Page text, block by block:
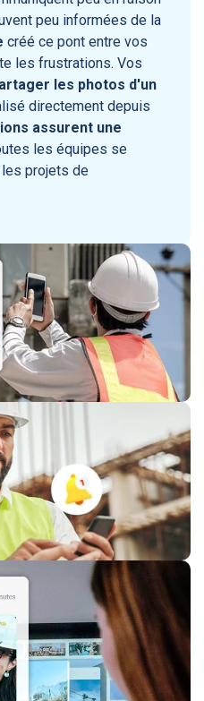
peu informées de la
créé ce pont entre vos
les frustrations. Vos
les photos d'un
directement depuis
assurent une
les équipes se
projets de